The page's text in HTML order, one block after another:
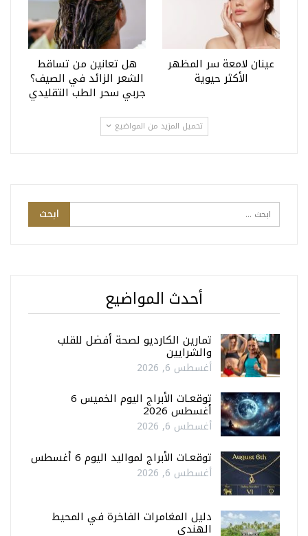
عينان لامعة سر المظهر
الأكثر حيوية
هل تعانين من تساقط
الشعر الزائد في الصيف؟
جربي سحر الطب التقليدي
تحميل المزيد من المواضيع
أحدث المواضيع
تمارين الكارديو لصحة أفضل للقلب
والشرايين
أغسطس 6, 2026
توقعـات الأبراج اليوم الخميس 6
أغسطس 2026
أغسطس 6, 2026
توقعـات الأبراج لمواليد اليوم 6 أغسطس
أغسطس 6, 2026
دليل المغامرات الفاخرة في المحيط
الهندي